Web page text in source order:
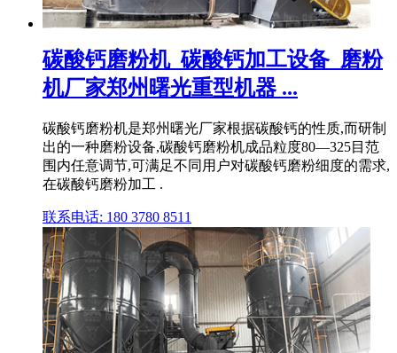
碳酸钙磨粉机_碳酸钙加工设备_磨粉
机厂家郑州曙光重型机器 ...
碳酸钙磨粉机是郑州曙光厂家根据碳酸钙的性质,而研制
出的一种磨粉设备,碳酸钙磨粉机成品粒度80—325目范
围内任意调节,可满足不同用户对碳酸钙磨粉细度的需求,
在碳酸钙磨粉加工 .
联系电话: 180 3780 8511